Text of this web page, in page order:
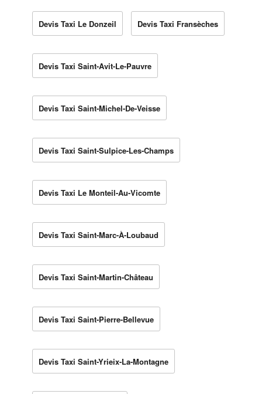
Devis Taxi Le Donzeil Devis Taxi Fransèches
Devis Taxi Saint-Avit-Le-Pauvre
Devis Taxi Saint-Michel-De-Veisse
Devis Taxi Saint-Sulpice-Les-Champs
Devis Taxi Le Monteil-Au-Vicomte
Devis Taxi Saint-Marc-À-Loubaud
Devis Taxi Saint-Martin-Château
Devis Taxi Saint-Pierre-Bellevue
Devis Taxi Saint-Yrieix-La-Montagne